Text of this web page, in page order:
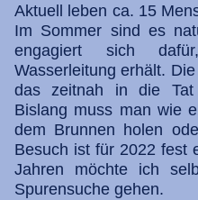
Aktuell leben ca. 15
Im Sommer sind es
engagiert sich
Wasserleitung erhält.
das zeitnah in die Tat
Bislang muss man wie
dem Brunnen holen
Besuch ist für 2022 fest
Jahren möchte ich
Spurensuche gehen.